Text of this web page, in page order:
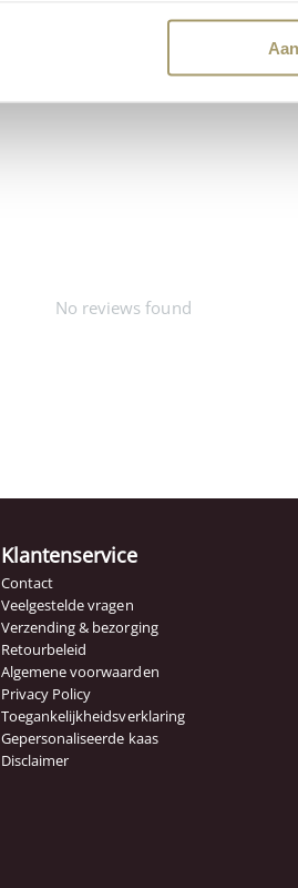
No reviews found
Klantenservice
Contact
Veelgestelde vragen
Verzending & bezorging
Retourbeleid
Algemene voorwaarden
Privacy Policy
Toegankelijkheidsverklaring
Gepersonaliseerde kaas
Disclaimer